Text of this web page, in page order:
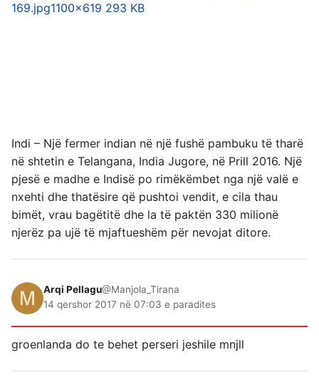
169.jpg1100×619 293 KB
Indi – Një fermer indian në një fushë pambuku të tharë
në shtetin e Telangana, India Jugore, në Prill 2016. Një
pjesë e madhe e Indisë po rimëkëmbet nga një valë e
nxehti dhe thatësire që pushtoi vendit, e cila thau
bimët, vrau bagëtitë dhe la të paktën 330 milionë
njerëz pa ujë të mjaftueshëm për nevojat ditore.
Arqi Pellagu@Manjola_Tirana
14 qershor 2017 në 07:03 e paradites
groenlanda do te behet perseri jeshile mnjll